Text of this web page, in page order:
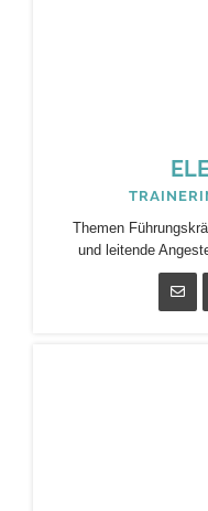
Themen
und leitende